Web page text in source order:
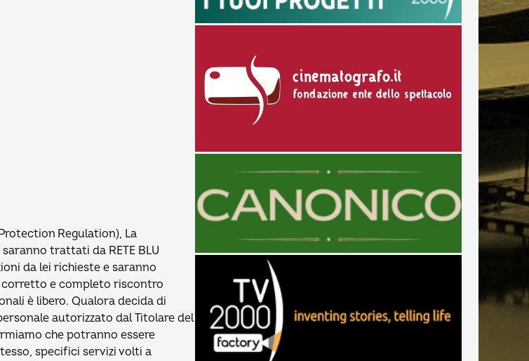
Regulation), La
trattati da RETE BLU
da lei richieste e saranno
e completo riscontro
è libero. Qualora decida di
autorizzato dal Titolare del
che potranno essere
specifici servizi volti a